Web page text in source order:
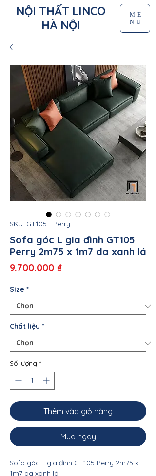
NỘI THẤT LINCO
HÀ NỘI
ME
NU
SKU: GT105 - Perry
Sofa góc L gia đình GT105
Perry 2m75 x 1m7 da xanh lá
9.700.000 ₫Giá
Size *
Chất liệu *
Số lượng *
Thêm vào giỏ hàng
Mua ngay
Sofa góc L gia đình GT105 Perry 2m75 x
1m7 da xanh lá